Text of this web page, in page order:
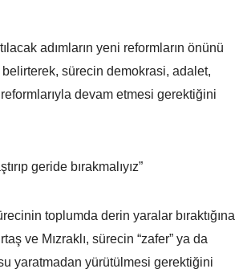
adımların yeni reformların önünü
sürecin demokrasi, adalet,
devam etmesi gerektiğini
geride bırakmalıyız”
toplumda derin yaralar bıraktığına
ve Mızraklı, sürecin “zafer” ya da
yaratmadan yürütülmesi gerektiğini